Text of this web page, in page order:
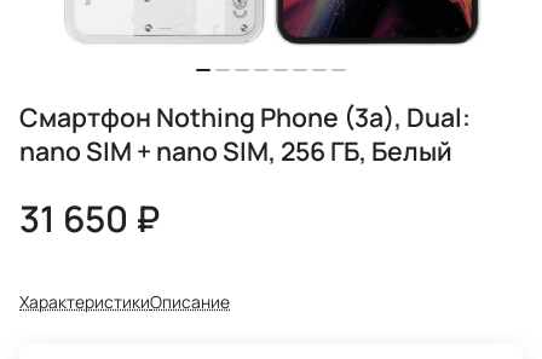
Смартфон Nothing Phone (3a), Dual:
nano SIM + nano SIM, 256 ГБ, Белый
31 650 ₽
ХарактеристикиОписание